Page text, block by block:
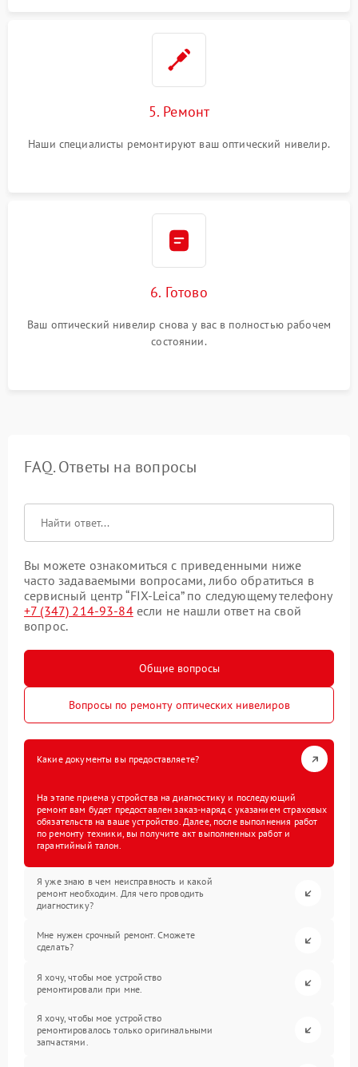
5. Ремонт
Наши специалисты ремонтируют ваш оптический нивелир.
6. Готово
Ваш оптический нивелир снова у вас в полностью рабочем
состоянии.
FAQ. Ответы на вопросы
Вы можете ознакомиться с приведенными ниже
часто задаваемыми вопросами, либо обратиться в
сервисный центр “FIX-Leica” по следующему телефону
+7 (347) 214-93-84если не нашли ответ на свой
вопрос.
Общие вопросы
Вопросы по ремонту оптических нивелиров
Какие документы вы предоставляете?
На этапе приема устройства на диагностику и последующий
ремонт вам будет предоставлен заказ-наряд с указанием страховых
обязательств на ваше устройство. Далее, после выполнения работ
по ремонту техники, вы получите акт выполненных работ и
гарантийный талон.
Я уже знаю в чем неисправность и какой
ремонт необходим. Для чего проводить
диагностику?
Мне нужен срочный ремонт. Сможете
сделать?
Я хочу, чтобы мое устройство
ремонтировали при мне.
Я хочу, чтобы мое устройство
ремонтировалось только оригинальными
запчастями.